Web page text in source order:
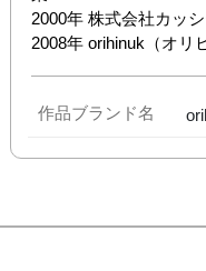
2000年 株式会社カッ
2008年 orihinuk（オリ
作品ブランド名